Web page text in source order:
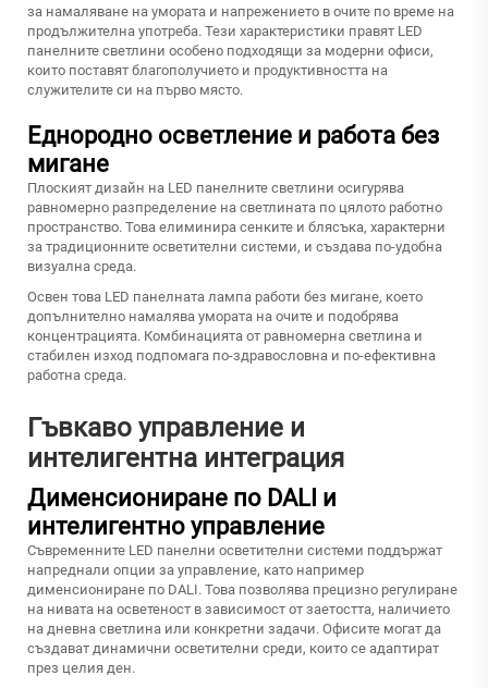
за намаляване на умората и напрежението в очите по време на
продължителна употреба. Тези характеристики правят LED
панелните светлини особено подходящи за модерни офиси,
които поставят благополучието и продуктивността на
служителите си на първо място.
Еднородно осветление и работа без
мигане
Плоският дизайн на LED панелните светлини осигурява
равномерно разпределение на светлината по цялото работно
пространство. Това елиминира сенките и блясъка, характерни
за традиционните осветителни системи, и създава по-удобна
визуална среда.
Освен това LED панелната лампа работи без мигане, което
допълнително намалява умората на очите и подобрява
концентрацията. Комбинацията от равномерна светлина и
стабилен изход подпомага по-здравословна и по-ефективна
работна среда.
Гъвкаво управление и
интелигентна интеграция
Дименсиониране по DALI и
интелигентно управление
Съвременните LED панелни осветителни системи поддържат
напреднали опции за управление, като например
дименсиониране по DALI. Това позволява прецизно регулиране
на нивата на осветеност в зависимост от заетостта, наличието
на дневна светлина или конкретни задачи. Офисите могат да
създават динамични осветителни среди, които се адаптират
през целия ден.